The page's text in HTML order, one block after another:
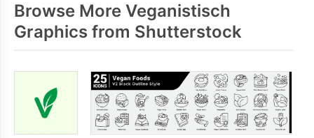
Browse More Veganistisch
Graphics from Shutterstock